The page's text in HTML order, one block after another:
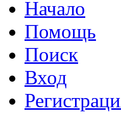
Начало
Помощь
Поиск
Вход